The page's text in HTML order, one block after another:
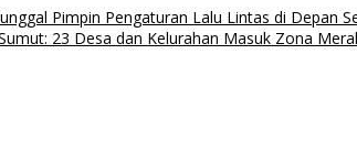
Pimpin Pengaturan Lalu Lintas di Depan
23 Desa dan Kelurahan Masuk Zona